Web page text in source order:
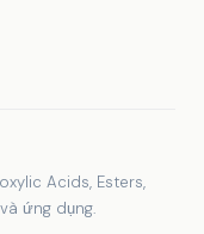
Acids, Esters,
ứng dụng.